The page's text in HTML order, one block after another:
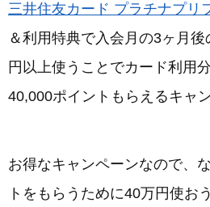
三井住友カード プラチナプリ
＆利用特典で入会月の3ヶ月
円以上使うことでカード利用
40,000ポイントもらえるキャ
お得なキャンペーンなので、
トをもらうために40万円使お